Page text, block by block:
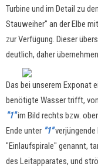
Turbine und im Detail zu
Stauweiher" an der Elbe
zur Verfügung. Dieser
deutlich, daher
Das bei unserem Exponat
benötigte Wasser trifft,
"1"im Bild rechts bzw.
Ende unter "1"verjüngende
"Einlaufspirale" genannt,
des Leitapparates, und